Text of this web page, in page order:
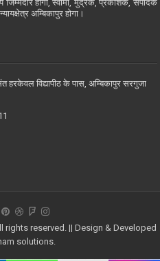
होगा, स्वामी, मुद्रक, प्रकाशक, संपादक
अम्बिकापुर होगा।
विद्यापीठ के पास, अम्बिकापुर सरगुजा
reserved. || Design & Developed
solutions.